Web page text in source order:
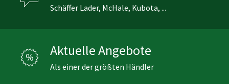
Schäffer Lader, McHale, Kubota, ...
Aktuelle Angebote
Als einer der größten Händler